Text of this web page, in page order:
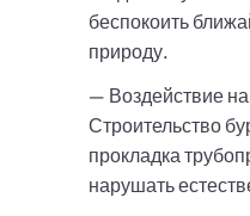
беспокоить
природу.
— Воздействие
Строительство
прокладка
нарушать